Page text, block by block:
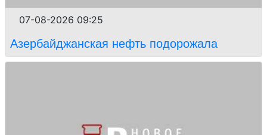
07-08-2026 09:25
Азербайджанская нефть подорожала